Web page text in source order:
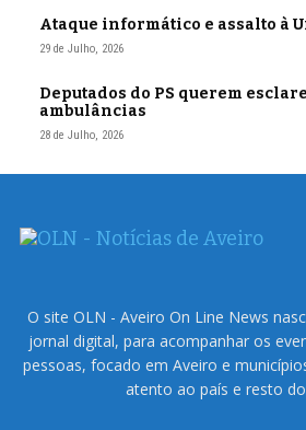
Ataque informático e assalto à
29 de Julho, 2026
Deputados do PS querem
ambulâncias
28 de Julho, 2026
O site OLN - Aveiro On Line News
jornal digital, para acompanhar os
pessoas, focado em Aveiro e
atento ao país e resto